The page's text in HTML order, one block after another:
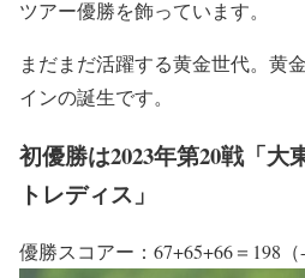
ツアー優勝を飾っています。
まだまだ活躍する黄金世代。黄
インの誕生です。
初優勝は2023年第20戦「大
トレディス」
優勝スコアー：67+65+66＝198（-